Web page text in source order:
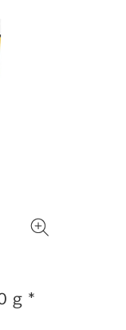
ｇ *